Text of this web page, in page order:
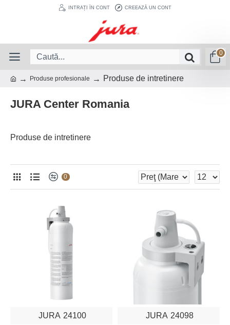
INTRAȚI ÎN CONT CREEAZĂ UN CONT
0
Produse profesionale Produse de intretinere
JURA Center Romania
Produse de intretinere
0
JURA 24100
JURA 24098